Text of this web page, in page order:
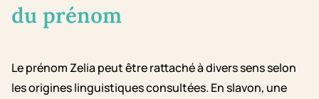
du prénom
Le prénom Zelia peut être rattaché à divers sens selon
les origines linguistiques consultées. En slavon, une